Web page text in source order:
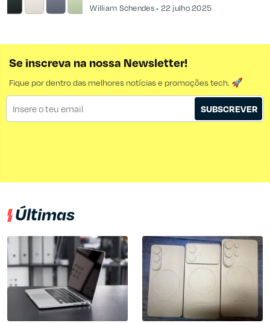
William Schendes 22 julho 2025
Se inscreva na nossa Newsletter!
Fique por dentro das melhores notícias e promoções tech. 🚀
SUBSCREVER
Últimas